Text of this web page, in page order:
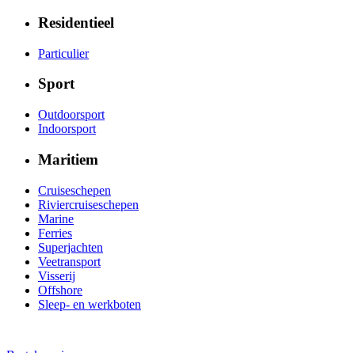
Residentieel
Particulier
Sport
Outdoorsport
Indoorsport
Maritiem
Cruiseschepen
Riviercruiseschepen
Marine
Ferries
Superjachten
Veetransport
Visserij
Offshore
Sleep- en werkboten